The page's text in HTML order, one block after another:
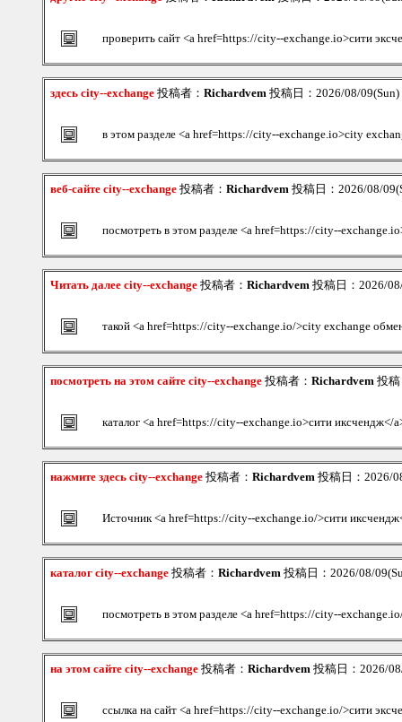
проверить сайт <a href=https://city--exchange.io>сити
здесь city--exchange 投稿者： Richardvem 投稿日：2026/08/
в этом разделе <a href=https://city--exchange.io>city
веб-сайте city--exchange 投稿者： Richardvem 投稿日：2026/08/
посмотреть в этом разделе <a href=https://city--
Читать далее city--exchange 投稿者： Richardvem 投稿日：2026/
такой <a href=https://city--exchange.io/>city exchange
посмотреть на этом сайте city--exchange 投稿者： Richardvem 投
каталог <a href=https://city--exchange.io>сити иксчендж</
нажмите здесь city--exchange 投稿者： Richardvem 投稿日：2026/
Источник <a href=https://city--exchange.io/>сити
каталог city--exchange 投稿者： Richardvem 投稿日：2026/08/
посмотреть в этом разделе <a href=https://city--
на этом сайте city--exchange 投稿者： Richardvem 投稿日：2026/
ссылка на сайт <a href=https://city--exchange.io/>сити